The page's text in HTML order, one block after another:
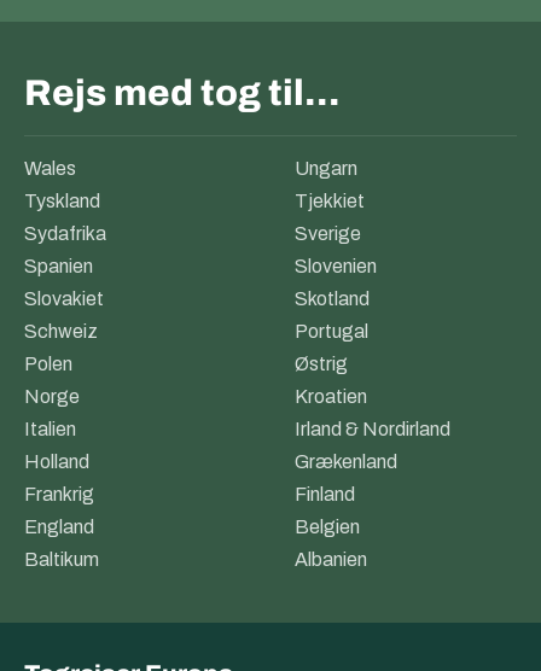
Rejs med tog til…
Wales
Ungarn
Tyskland
Tjekkiet
Sydafrika
Sverige
Spanien
Slovenien
Slovakiet
Skotland
Schweiz
Portugal
Polen
Østrig
Norge
Kroatien
Italien
Irland & Nordirland
Holland
Grækenland
Frankrig
Finland
England
Belgien
Baltikum
Albanien